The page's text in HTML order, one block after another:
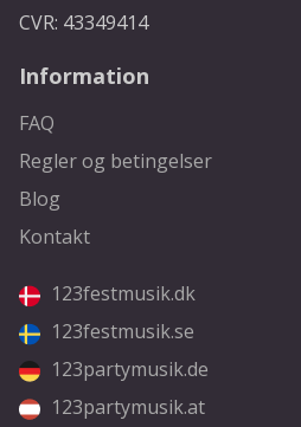
CVR: 43349414
Information
FAQ
Regler og betingelser
Blog
Kontakt
123festmusik.dk
123festmusik.se
123partymusik.de
123partymusik.at